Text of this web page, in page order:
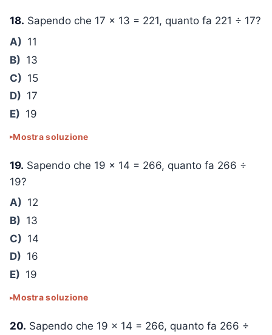
18. Sapendo che 17 × 13 = 221, quanto fa 221 ÷ 17?
A) 11
B) 13
C) 15
D) 17
E) 19
Mostra soluzione
19. Sapendo che 19 × 14 = 266, quanto fa 266 ÷
19?
A) 12
B) 13
C) 14
D) 16
E) 19
Mostra soluzione
20. Sapendo che 19 × 14 = 266, quanto fa 266 ÷